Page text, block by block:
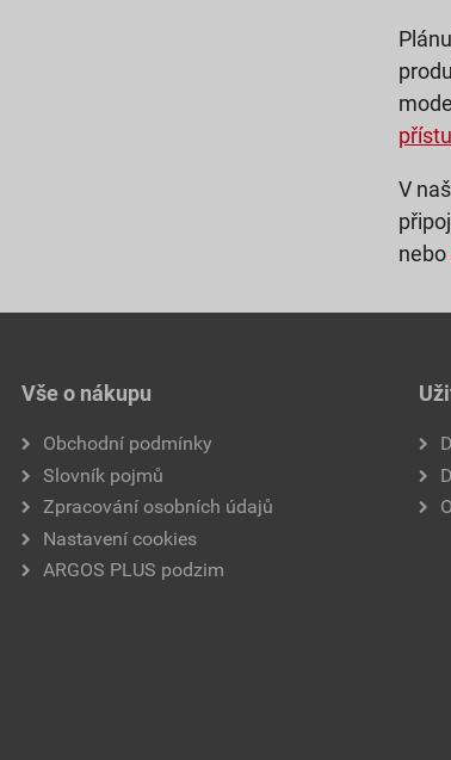
V
nebo
Vše o nákupu
Obchodní podmínky
Slovník pojmů
Zpracování osobních údajů
Nastavení cookies
ARGOS PLUS podzim